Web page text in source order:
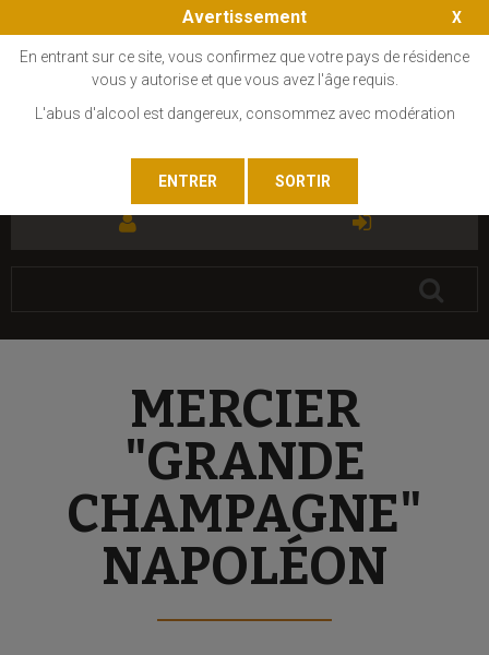
MERCIER
"GRANDE
CHAMPAGNE"
NAPOLÉON
Avertissement
En entrant sur ce site, vous confirmez que votre pays de résidence
vous y autorise et que vous avez l'âge requis.
L'abus d'alcool est dangereux, consommez avec modération